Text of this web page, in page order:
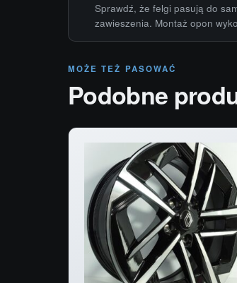
Sprawdź, że felgi pasują do
zawieszenia. Montaż opon
MOŻE TEŻ PASOWAĆ
Podobne